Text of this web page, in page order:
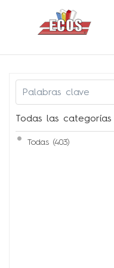
Todas las categorías
Todas (403)